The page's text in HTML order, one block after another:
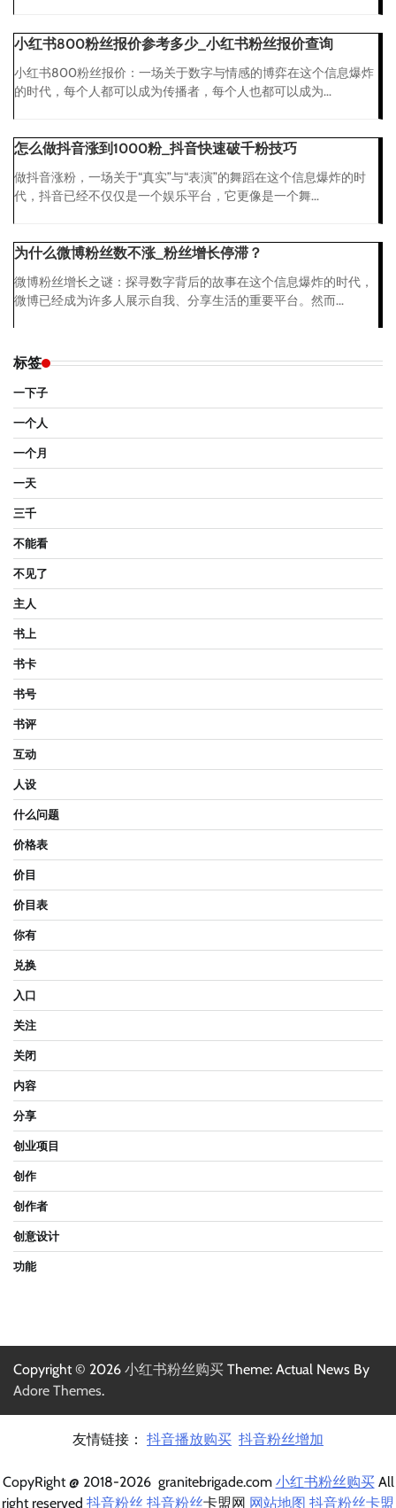
小红书800粉丝报价参考多少_小红书粉丝报价查询
小红书800粉丝报价：一场关于数字与情感的博弈在这个信息爆炸
的时代，每个人都可以成为传播者，每个人也都可以成为...
怎么做抖音涨到1000粉_抖音快速破千粉技巧
做抖音涨粉，一场关于“真实”与“表演”的舞蹈在这个信息爆炸的时
代，抖音已经不仅仅是一个娱乐平台，它更像是一个舞...
为什么微博粉丝数不涨_粉丝增长停滞？
微博粉丝增长之谜：探寻数字背后的故事在这个信息爆炸的时代，
微博已经成为许多人展示自我、分享生活的重要平台。然而...
标签
一下子
一个人
一个月
一天
三千
不能看
不见了
主人
书上
书卡
书号
书评
互动
人设
什么问题
价格表
价目
价目表
你有
兑换
入口
关注
关闭
内容
分享
创业项目
创作
创作者
创意设计
功能
Copyright © 2026 小红书粉丝购买 Theme: Actual News By
Adore Themes.
友情链接： 抖音播放购买 抖音粉丝增加
CopyRight @ 2018-2026 granitebrigade.com 小红书粉丝购买All
right reserved 抖音粉丝 抖音粉丝卡盟网 网站地图 抖音粉丝卡盟